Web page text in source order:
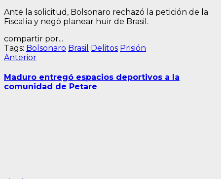
Ante la solicitud, Bolsonaro rechazó la petición de la
Fiscalía y negó planear huir de Brasil.
compartir por...
Tags: Bolsonaro Brasil Delitos Prisión
Navegación
de
entradas
AnteriorEntrada
Maduro entregó espacios deportivos a la
comunidad de Petare